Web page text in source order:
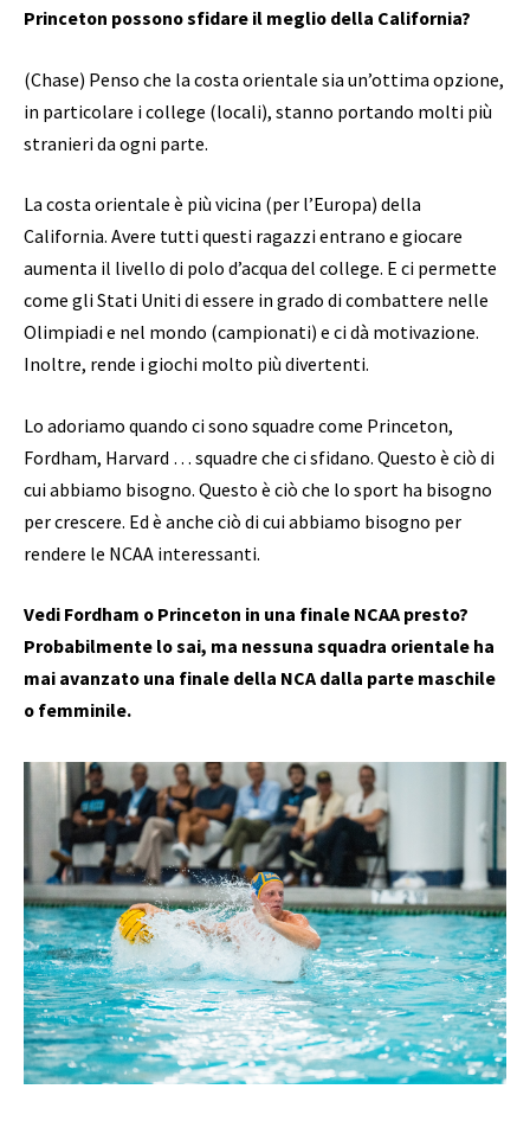
Princeton possono sfidare il meglio della California?
(Chase) Penso che la costa orientale sia un’ottima opzione,
in particolare i college (locali), stanno portando molti più
stranieri da ogni parte.
La costa orientale è più vicina (per l’Europa) della
California. Avere tutti questi ragazzi entrano e giocare
aumenta il livello di polo d’acqua del college. E ci permette
come gli Stati Uniti di essere in grado di combattere nelle
Olimpiadi e nel mondo (campionati) e ci dà motivazione.
Inoltre, rende i giochi molto più divertenti.
Lo adoriamo quando ci sono squadre come Princeton,
Fordham, Harvard … squadre che ci sfidano. Questo è ciò di
cui abbiamo bisogno. Questo è ciò che lo sport ha bisogno
per crescere. Ed è anche ciò di cui abbiamo bisogno per
rendere le NCAA interessanti.
Vedi Fordham o Princeton in una finale NCAA presto?
Probabilmente lo sai, ma nessuna squadra orientale ha
mai avanzato una finale della NCA dalla parte maschile
o femminile.